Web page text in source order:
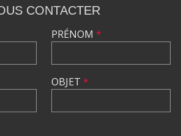
CONTACTER
PRÉNOM *
OBJET *